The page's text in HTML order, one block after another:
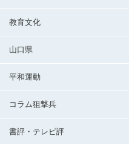
教育文化
山口県
平和運動
コラム狙撃兵
書評・テレビ評